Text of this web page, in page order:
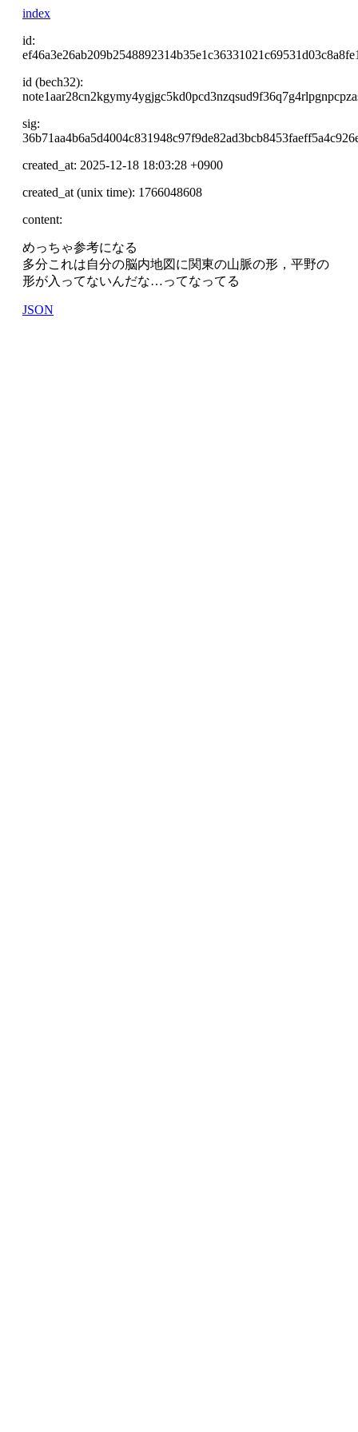
index
id:
id (bech32):
sig:
created_at: 2025-12-18 18:03:28 +0900
created_at (unix time): 1766048608
content:
めっちゃ参考になる
多分これは自分の脳内地図に関東の山脈の形，平野の
形が入ってないんだな…ってなってる
JSON